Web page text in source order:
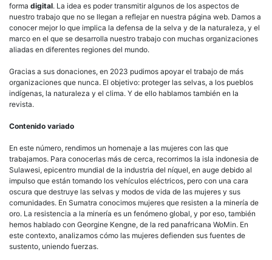
forma digital. La idea es poder transmitir algunos de los aspectos de
nuestro trabajo que no se llegan a reflejar en nuestra página web. Damos a
conocer mejor lo que implica la defensa de la selva y de la naturaleza, y el
marco en el que se desarrolla nuestro trabajo con muchas organizaciones
aliadas en diferentes regiones del mundo.
Gracias a sus donaciones, en 2023 pudimos apoyar el trabajo de más
organizaciones que nunca. El objetivo: proteger las selvas, a los pueblos
indígenas, la naturaleza y el clima. Y de ello hablamos también en la
revista.
Contenido variado
En este número, rendimos un homenaje a las mujeres con las que
trabajamos. Para conocerlas más de cerca, recorrimos la isla indonesia de
Sulawesi, epicentro mundial de la industria del níquel, en auge debido al
impulso que están tomando los vehículos eléctricos, pero con una cara
oscura que destruye las selvas y modos de vida de las mujeres y sus
comunidades. En Sumatra conocimos mujeres que resisten a la minería de
oro. La resistencia a la minería es un fenómeno global, y por eso, también
hemos hablado con Georgine Kengne, de la red panafricana WoMin. En
este contexto, analizamos cómo las mujeres defienden sus fuentes de
sustento, uniendo fuerzas.